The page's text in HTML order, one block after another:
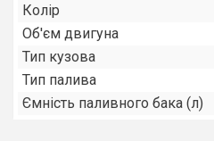
Колір
Об'єм двигуна
Тип кузова
Тип палива
Ємність паливного бака (л)